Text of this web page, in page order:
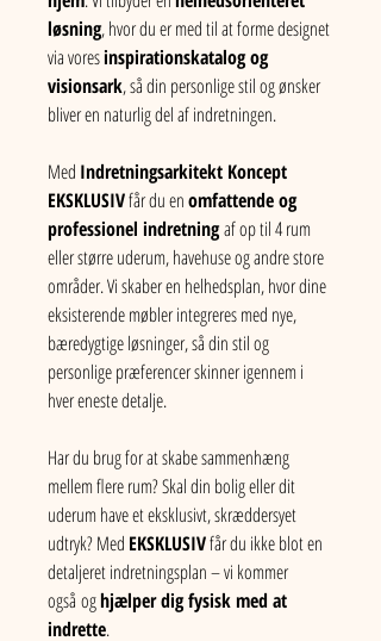
løsning, hvor du er med til at forme designet
via vores inspirationskatalog og
visionsark, så din personlige stil og ønsker
bliver en naturlig del af indretningen.
Med Indretningsarkitekt Koncept
EKSKLUSIV får du en omfattende og
professionel indretning af op til 4 rum
eller større uderum, havehuse og andre store
områder. Vi skaber en helhedsplan, hvor dine
eksisterende møbler integreres med nye,
bæredygtige løsninger, så din stil og
personlige præferencer skinner igennem i
hver eneste detalje.
Har du brug for at skabe sammenhæng
mellem flere rum? Skal din bolig eller dit
uderum have et eksklusivt, skræddersyet
udtryk? Med EKSKLUSIV får du ikke blot en
detaljeret indretningsplan – vi kommer
også og hjælper dig fysisk med at
indrette.